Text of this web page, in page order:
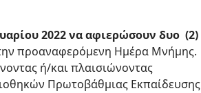
2022 να αφιερώσουν δυο (2)
την προαναφερόμενη Ημέρα Μνήμης.
ή/και πλαισιώνοντας
Πρωτοβάθμιας Εκπαίδευσης